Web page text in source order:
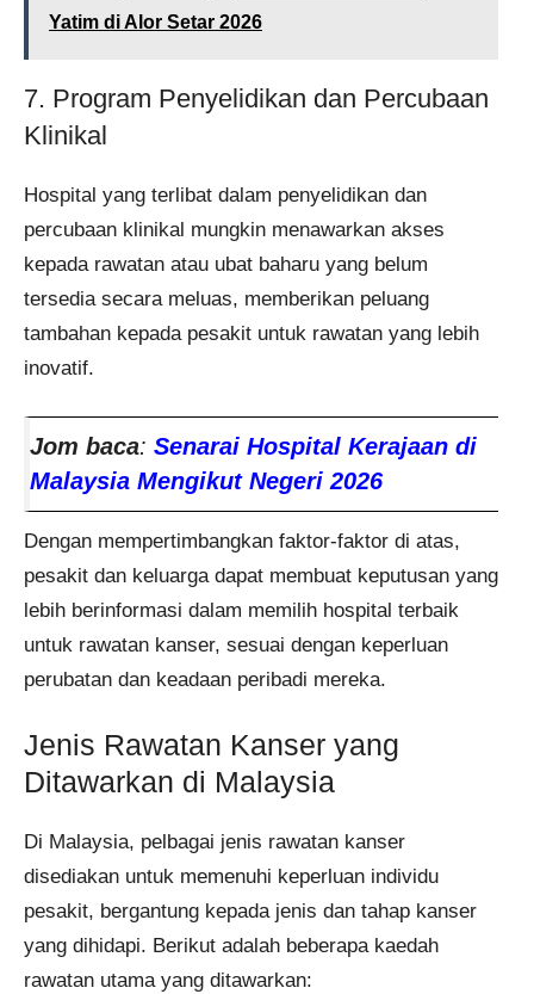
Yatim di Alor Setar 2026
7. Program Penyelidikan dan Percubaan
Klinikal
Hospital yang terlibat dalam penyelidikan dan
percubaan klinikal mungkin menawarkan akses
kepada rawatan atau ubat baharu yang belum
tersedia secara meluas, memberikan peluang
tambahan kepada pesakit untuk rawatan yang lebih
inovatif.
Jom baca: Senarai Hospital Kerajaan di
Malaysia Mengikut Negeri 2026
Dengan mempertimbangkan faktor-faktor di atas,
pesakit dan keluarga dapat membuat keputusan yang
lebih berinformasi dalam memilih hospital terbaik
untuk rawatan kanser, sesuai dengan keperluan
perubatan dan keadaan peribadi mereka.
Jenis Rawatan Kanser yang
Ditawarkan di Malaysia
Di Malaysia, pelbagai jenis rawatan kanser
disediakan untuk memenuhi keperluan individu
pesakit, bergantung kepada jenis dan tahap kanser
yang dihidapi. Berikut adalah beberapa kaedah
rawatan utama yang ditawarkan: